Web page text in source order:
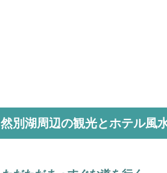
然別湖周辺の観光とホテル風